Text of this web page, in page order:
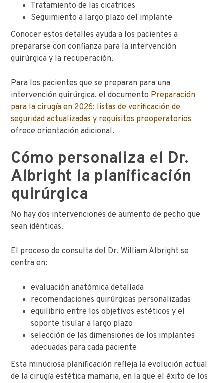
Tratamiento de las cicatrices
Seguimiento a largo plazo del implante
Conocer estos detalles ayuda a los pacientes a
prepararse con confianza para la intervención
quirúrgica y la recuperación.
Para los pacientes que se preparan para una
intervención quirúrgica, el documento Preparación
para la cirugía en 2026: listas de verificación de
seguridad actualizadas y requisitos preoperatorios
ofrece orientación adicional.
Cómo personaliza el Dr.
Albright la planificación
quirúrgica
No hay dos intervenciones de aumento de pecho que
sean idénticas.
El proceso de consulta del Dr. William Albright se
centra en:
evaluación anatómica detallada
recomendaciones quirúrgicas personalizadas
equilibrio entre los objetivos estéticos y el
soporte tisular a largo plazo
selección de las dimensiones de los implantes
adecuadas para cada paciente
Esta minuciosa planificación refleja la evolución actual
de la cirugía estética mamaria, en la que el éxito de los